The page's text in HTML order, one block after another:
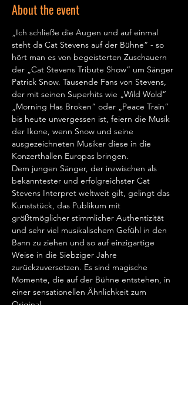
About the event
„Ich schließe die Augen und auf einmal
steht da Cat Stevens auf der Bühne“ - so
hört man es von begeisterten Zuschauern
der „Cat Stevens Tribute Show“ um Sänger
Patrick Snow. Tausende Fans von Stevens,
der mit seinen Superhits wie „Wild Wold“
„Morning Has Broken“ oder „Peace Train“
bis heute unvergessen ist, feiern die Musik
der Ikone, wenn Snow und seine
ausgezeichneten Musiker diese in die
Konzerthallen Europas bringen.
Dem jungen Sänger, der inzwischen als
bekanntester und erfolgreichster Cat
Stevens Interpret weltweit gilt, gelingt das
Kunststück, das Publikum mit
größtmöglicher stimmlicher Authentizität
und sehr viel musikalischem Gefühl in den
Bann zu ziehen und so auf einzigartige
Weise in die Siebziger Jahre
zurückzuversetzen. Es sind magische
Momente, die auf der Bühne entstehen, in
einer sensationellen Ähnlichkeit zum
Original.